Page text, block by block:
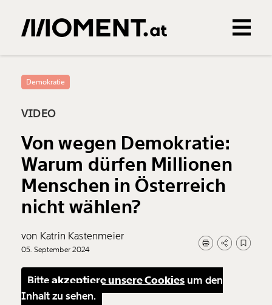
0Treffer
Demokratie
VIDEO
Von wegen Demokratie:
Warum dürfen Millionen
Menschen in Österreich
nicht wählen?
von Katrin Kastenmeier
05. September 2024
Bitteakzeptiere unsere Cookies um den
Inhalt zu sehen.